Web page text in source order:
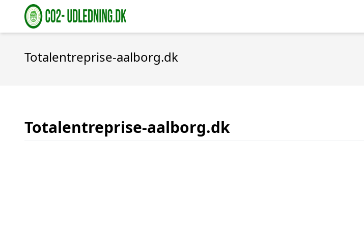
Totalentreprise-aalborg.dk
Totalentreprise-aalborg.dk